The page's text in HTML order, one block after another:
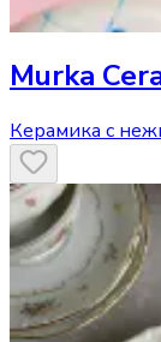
Murka
Керамика с